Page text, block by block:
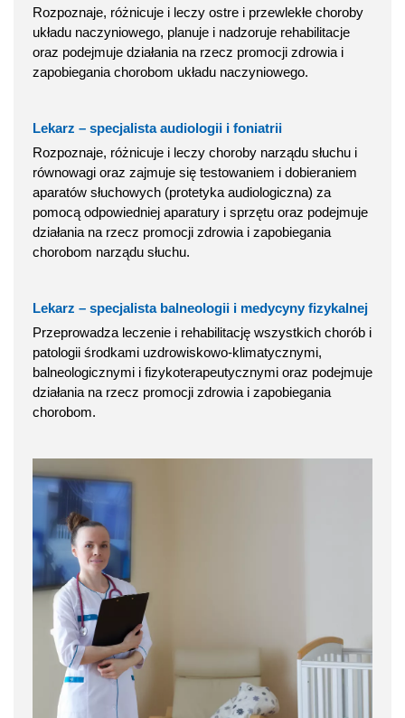
Rozpoznaje, różnicuje i leczy ostre i przewlekłe choroby
układu naczyniowego, planuje i nadzoruje rehabilitacje
oraz podejmuje działania na rzecz promocji zdrowia i
zapobiegania chorobom układu naczyniowego.
Lekarz – specjalista audiologii i foniatrii
Rozpoznaje, różnicuje i leczy choroby narządu słuchu i
równowagi oraz zajmuje się testowaniem i dobieraniem
aparatów słuchowych (protetyka audiologiczna) za
pomocą odpowiedniej aparatury i sprzętu oraz podejmuje
działania na rzecz promocji zdrowia i zapobiegania
chorobom narządu słuchu.
Lekarz – specjalista balneologii i medycyny fizykalnej
Przeprowadza leczenie i rehabilitację wszystkich chorób i
patologii środkami uzdrowiskowo-klimatycznymi,
balneologicznymi i fizykoterapeutycznymi oraz podejmuje
działania na rzecz promocji zdrowia i zapobiegania
chorobom.